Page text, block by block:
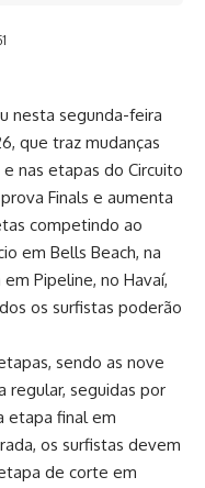
nesta segunda-feira
que traz mudanças
nas etapas do Circuito
Finals e aumenta
competindo ao
em Bells Beach, na
Pipeline, no Havaí,
os surfistas poderão
sendo as nove
regular, seguidas por
etapa final em
os surfistas devem
de corte em